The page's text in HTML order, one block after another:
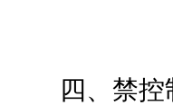
四、禁控